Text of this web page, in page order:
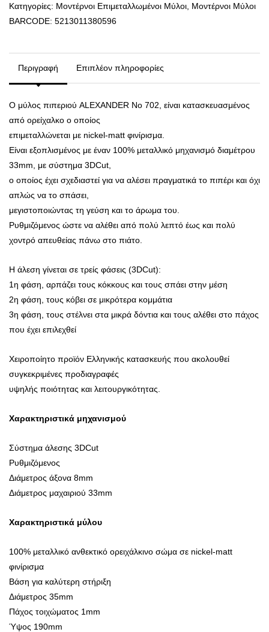
Κατηγορίες: Μοντέρνοι Επιμεταλλωμένοι Μύλοι Μοντέρνοι Μύλοι
BARCODE: 5213011380596
Περιγραφή Επιπλέον πληροφορίες
Ο μύλος πιπεριού ALEXANDER Νο 702, είναι κατασκευασμένος
από ορείχαλκο ο οποίος
επιμεταλλώνεται με nickel-matt φινίρισμα.
Είναι εξοπλισμένος με έναν 100% μεταλλικό μηχανισμό διαμέτρου
33mm, με σύστημα 3DCut,
ο οποίος έχει σχεδιαστεί για να αλέσει πραγματικά το πιπέρι και όχι
απλώς να το σπάσει,
μεγιστοποιώντας τη γεύση και το άρωμα του.
Ρυθμιζόμενος ώστε να αλέθει από πολύ λεπτό έως και πολύ
χοντρό απευθείας πάνω στο πιάτο.
Η άλεση γίνεται σε τρείς φάσεις (3DCut):
1η φάση, αρπάζει τους κόκκους και τους σπάει στην μέση
2η φάση, τους κόβει σε μικρότερα κομμάτια
3η φάση, τους στέλνει στα μικρά δόντια και τους αλέθει στο πάχος
που έχει επιλεχθεί
Χειροποίητο προϊόν Ελληνικής κατασκευής που ακολουθεί
συγκεκριμένες προδιαγραφές
υψηλής ποιότητας και λειτουργικότητας.
Χαρακτηριστικά μηχανισμού
Σύστημα άλεσης 3DCut
Ρυθμιζόμενος
Διάμετρος άξονα 8mm
Διάμετρος μαχαιριού 33mm
Χαρακτηριστικά μύλου
100% μεταλλικό ανθεκτικό ορειχάλκινο σώμα σε nickel-matt
φινίρισμα
Βάση για καλύτερη στήριξη
Διάμετρος 35mm
Πάχος τοιχώματος 1mm
Ύψος 190mm